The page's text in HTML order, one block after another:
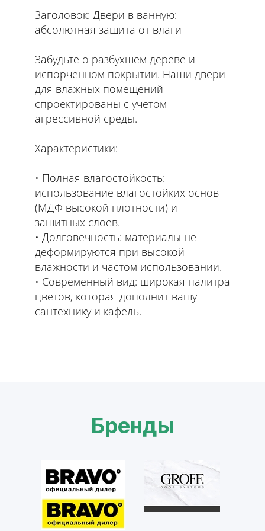
Заголовок: Двери в ванную:
абсолютная защита от влаги
Забудьте о разбухшем дереве и
испорченном покрытии. Наши двери
для влажных помещений
спроектированы с учетом
агрессивной среды.
Характеристики:
• Полная влагостойкость:
использование влагостойких основ
(МДФ высокой плотности) и
защитных слоев.
• Долговечность: материалы не
деформируются при высокой
влажности и частом использовании.
• Современный вид: широкая палитра
цветов, которая дополнит вашу
сантехнику и кафель.
Бренды